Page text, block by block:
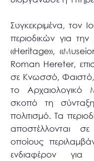
Συγκεκριμένα, τον
περιοδικών για την
«Heritage»,
Roman Hereter,
σε Κνωσσό,
το Αρχαιολογικό
σκοπό τη
πολιτισμό. Τα
αποστέλλονται
οποίους
ενδιαφέρον